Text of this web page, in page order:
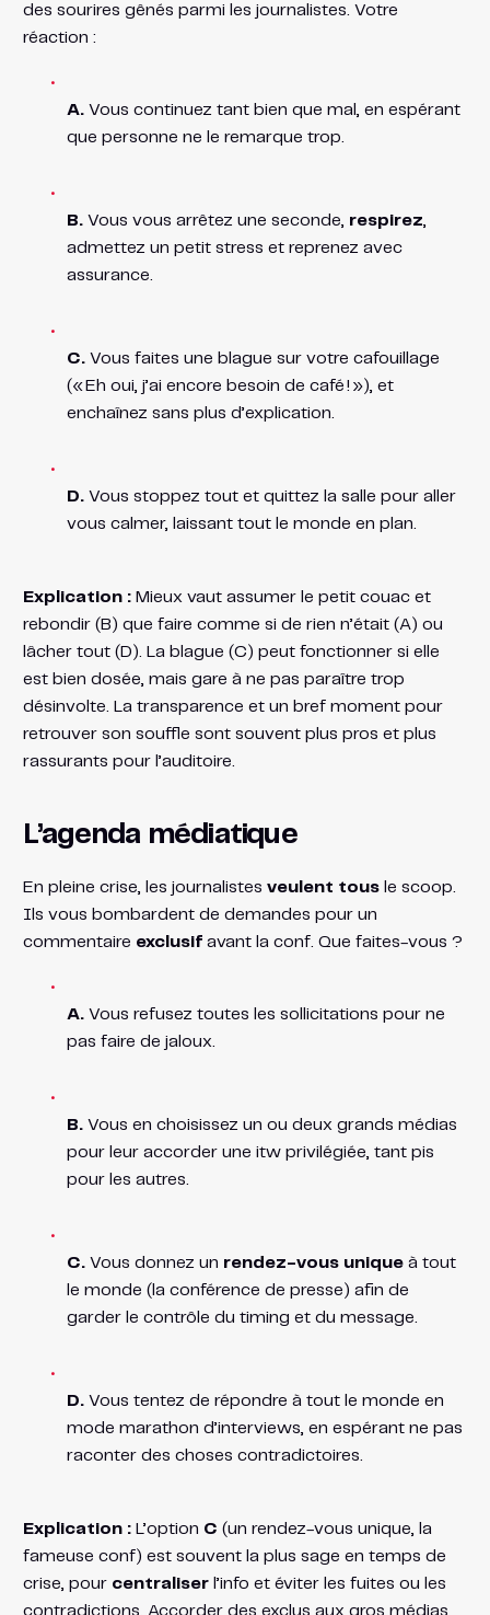
des sourires gênés parmi les journalistes. Votre
réaction :
A.Vous continuez tant bien que mal, en espérant
que personne ne le remarque trop.
B.Vous vous arrêtez une seconde, respirez
admettez un petit stress et reprenez avec
assurance.
C.Vous faites une blague sur votre cafouillage
(« Eh oui, j’ai encore besoin de café ! »), et
enchaînez sans plus d’explication.
D.Vous stoppez tout et quittez la salle pour aller
vous calmer, laissant tout le monde en plan.
Explication :Mieux vaut assumer le petit couac et
rebondir (B) que faire comme si de rien n’était (A) ou
lâcher tout (D). La blague (C) peut fonctionner si elle
est bien dosée, mais gare à ne pas paraître trop
désinvolte. La transparence et un bref moment pour
retrouver son souffle sont souvent plus pros et plus
rassurants pour l’auditoire.
L’agenda médiatique
En pleine crise, les journalistes veulent tousle scoop.
Ils vous bombardent de demandes pour un
commentaire exclusifavant la conf. Que faites-vous ?
A.Vous refusez toutes les sollicitations pour ne
pas faire de jaloux.
B.Vous en choisissez un ou deux grands médias
pour leur accorder une itw privilégiée, tant pis
pour les autres.
C.Vous donnez un rendez-vous uniqueà tout
le monde (la conférence de presse) afin de
garder le contrôle du timing et du message.
D.Vous tentez de répondre à tout le monde en
mode marathon d’interviews, en espérant ne pas
raconter des choses contradictoires.
Explication :L’option C (un rendez-vous unique, la
fameuse conf) est souvent la plus sage en temps de
crise, pour centraliserl’info et éviter les fuites ou les
contradictions. Accorder des exclus aux gros médias